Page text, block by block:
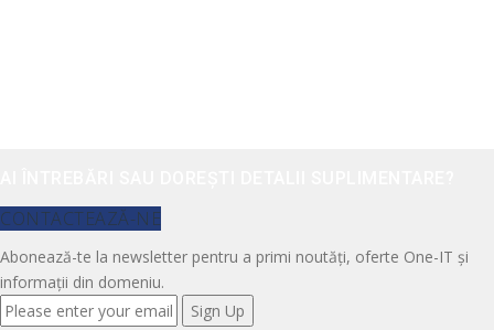
CONTACTEAZĂ-NE
Abonează-te la newsletter pentru a primi noutăți, oferte One-IT și
informații din domeniu.